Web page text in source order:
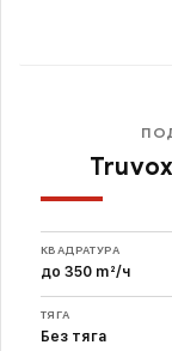
КВАДРАТУРА
до 350 m²/ч
ТЯГА
Без тяга